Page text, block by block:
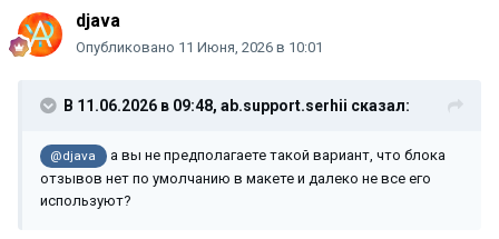
djava
Опубликовано 11 Июня, 2026 в 10:01
В 11.06.2026 в 09:48, ab.support.serhii сказал:
@djava
а вы не предполагаете такой вариант, что блока
отзывов нет по умолчанию в макете и далеко не все его
используют?